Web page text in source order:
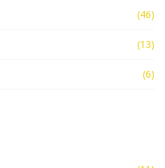
(46)
(13)
(6)